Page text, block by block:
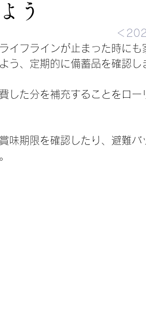
う
＜
イフラインが止まった時にも
う、定期的に備蓄品を確認し
した分を補充することをロー
味期限を確認したり、避難バ